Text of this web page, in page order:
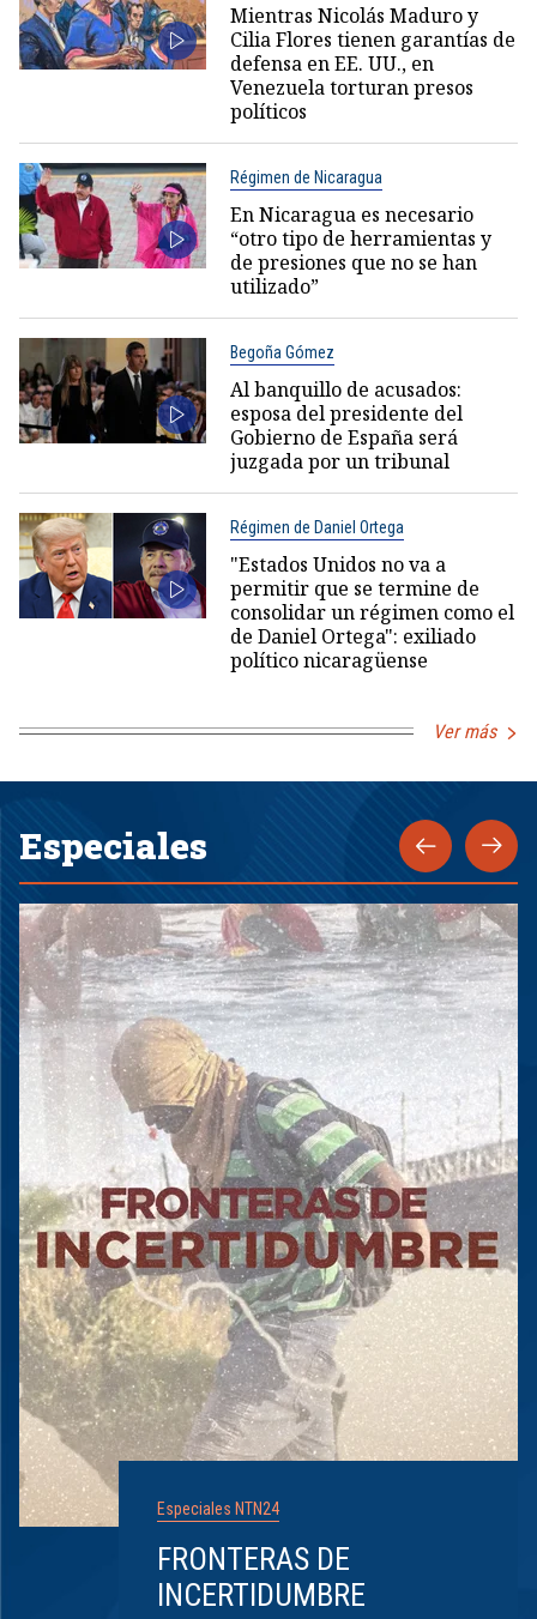
Mientras Nicolás Maduro y
Cilia Flores tienen garantías de
defensa en EE. UU., en
Venezuela torturan presos
políticos
Régimen de Nicaragua
En Nicaragua es necesario
“otro tipo de herramientas y
de presiones que no se han
utilizado”
Begoña Gómez
Al banquillo de acusados:
esposa del presidente del
Gobierno de España será
juzgada por un tribunal
Régimen de Daniel Ortega
"Estados Unidos no va a
permitir que se termine de
consolidar un régimen como el
de Daniel Ortega": exiliado
político nicaragüense
Ver más
Especiales
Especiales NTN24
FRONTERAS DE
INCERTIDUMBRE